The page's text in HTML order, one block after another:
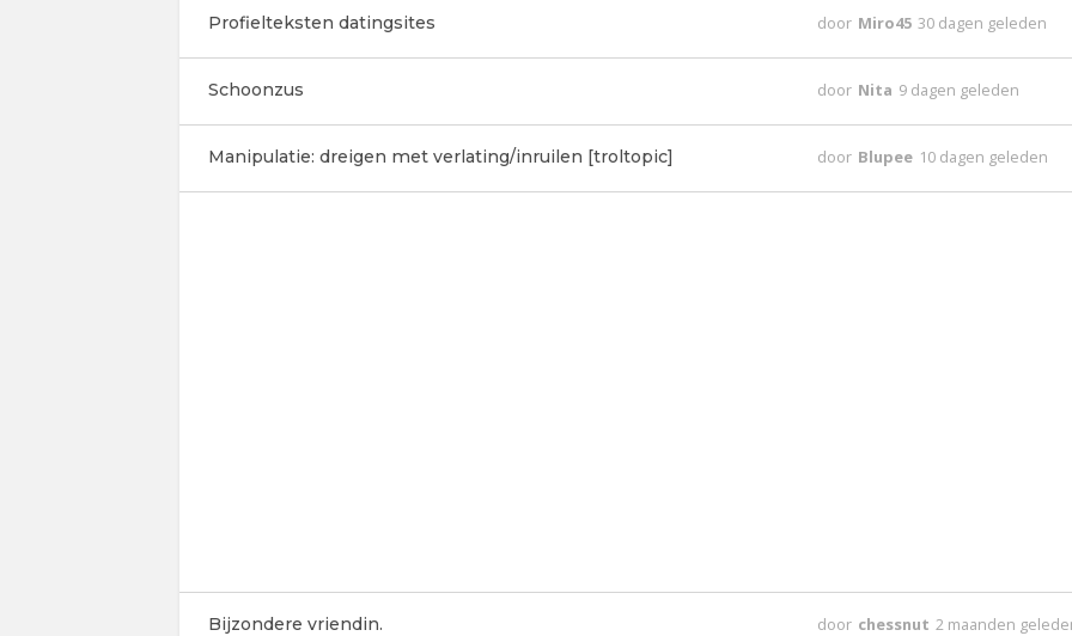
Profielteksten datingsites door Miro45 30 dagen geleden
Schoonzus door Nita 9 dagen geleden
Manipulatie: dreigen met verlating/inruilen [troltopic] door Blupee 10 dagen geleden
Bijzondere vriendin. door chessnut 2 maanden